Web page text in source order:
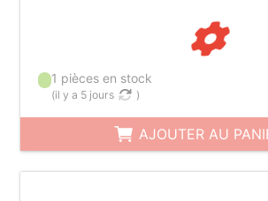
1 pièces en stock
(il y a 5 jours )
AJOUTER AU